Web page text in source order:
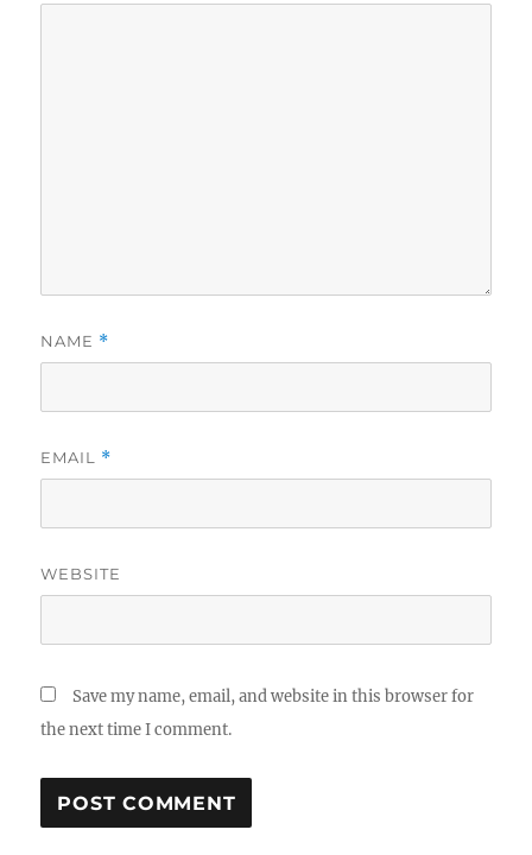
NAME *
EMAIL *
WEBSITE
Save my name, email, and website in this browser for
the next time I comment.